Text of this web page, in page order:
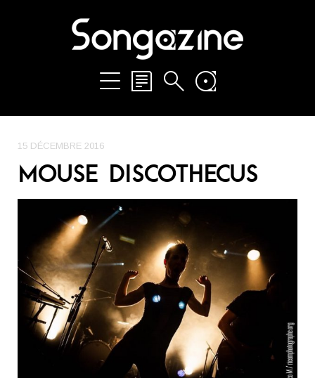
15 DÉCEMBRE 2016
MOUSE DISCOTHECUS